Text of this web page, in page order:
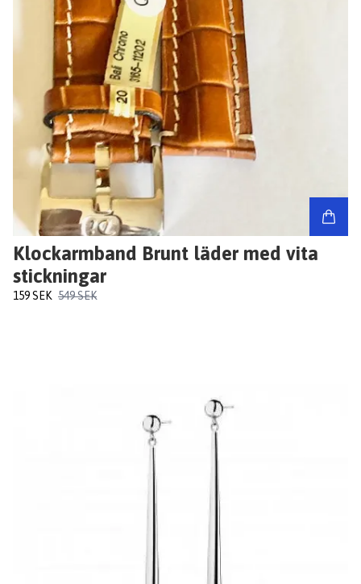
Klockarmband Brunt läder med vita
stickningar
159 SEK 549 SEK